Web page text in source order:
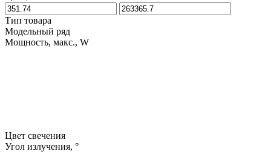
Тип товара
Модельный ряд
Мощность, макс., W
Цвет свечения
Угол излучения, °